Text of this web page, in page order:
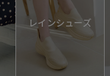
レインシューズ